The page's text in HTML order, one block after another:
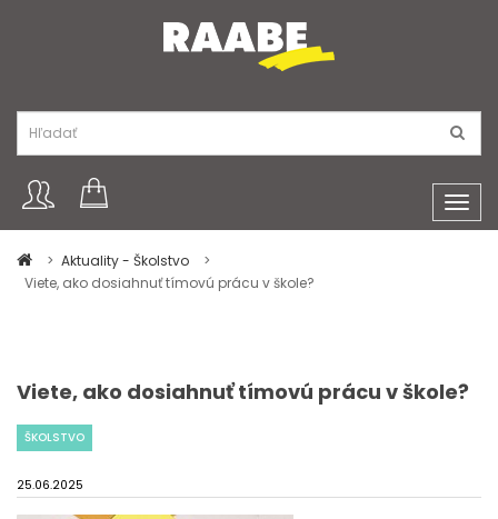
Aktuality - Školstvo
Viete, ako dosiahnuť tímovú prácu v škole?
Viete, ako dosiahnuť tímovú prácu v škole?
ŠKOLSTVO
25.06.2025